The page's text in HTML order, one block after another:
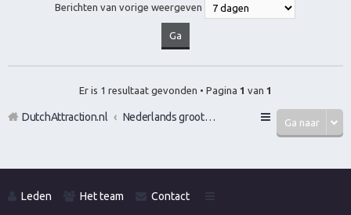
Berichten van vorige weergeven
Er is 1 resultaat gevonden • Pagina 1 van 1
Ga naar
DutchAttraction.nl Nederlands grootste Dutch Attraction, Lifestyle, Vrouwen versieren en Pick-Up (PUA) Forum
Leden Het team Contact